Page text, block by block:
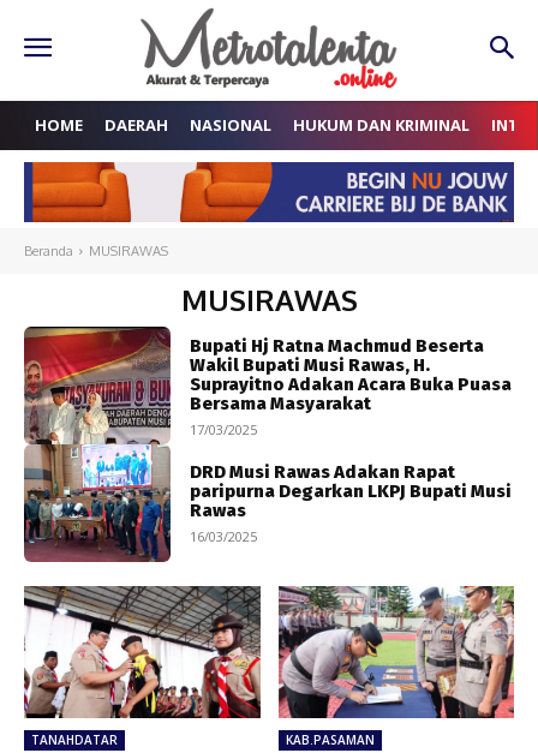
HOME DAERAH NASIONAL HUKUM DAN KRIMINAL
Beranda MUSIRAWAS
MUSIRAWAS
Bupati Hj Ratna Machmud Beserta
Wakil Bupati Musi Rawas, H.
Suprayitno Adakan Acara Buka Puasa
Bersama Masyarakat
17/03/2025
DRD Musi Rawas Adakan Rapat
paripurna Degarkan LKPJ Bupati Musi
Rawas
16/03/2025
TANAHDATAR KAB.PASAMAN